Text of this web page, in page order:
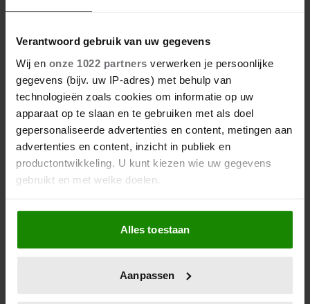
Verantwoord gebruik van uw gegevens
Wij en onze 1022 partners verwerken je persoonlijke
gegevens (bijv. uw IP-adres) met behulp van
technologieën zoals cookies om informatie op uw
apparaat op te slaan en te gebruiken met als doel
gepersonaliseerde advertenties en content, metingen aan
advertenties en content, inzicht in publiek en
productontwikkeling. U kunt kiezen wie uw gegevens
gebruikt en met welke doelen.
Als u het toestaat, willen we ook graag:
Informatie verzamelen over uw geografische
locatie, die tot een paar meter nauwkeurig kan zijn
scannen op specifieke eigenschappen (fingerprinting)
Alles toestaan
Aanpassen